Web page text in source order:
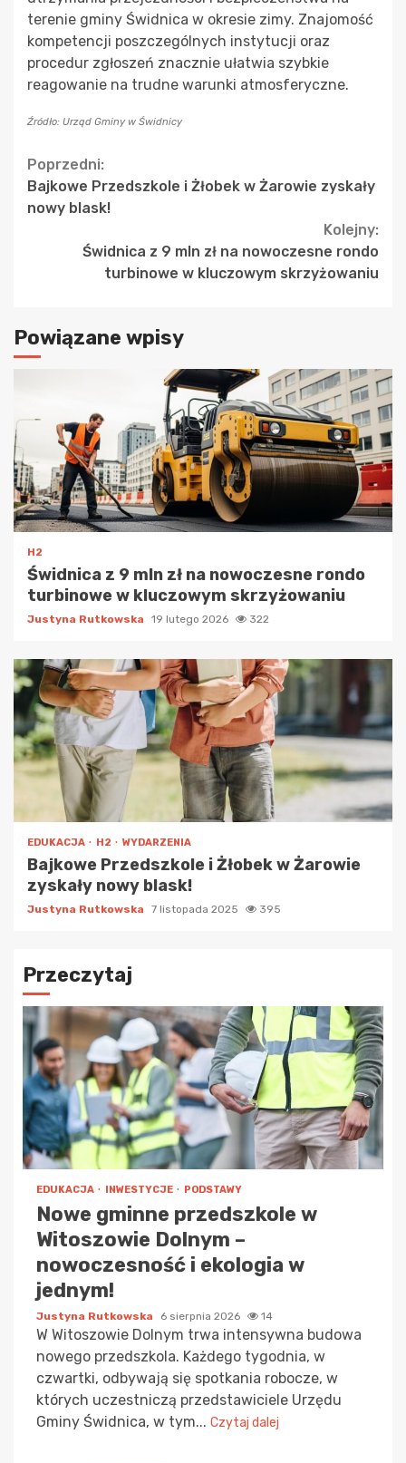
terenie gminy Świdnica w okresie zimy. Znajomość
kompetencji poszczególnych instytucji oraz
procedur zgłoszeń znacznie ułatwia szybkie
reagowanie na trudne warunki atmosferyczne.
Źródło: Urząd Gminy w Świdnicy
Continue
Reading
Poprzedni:
Bajkowe Przedszkole i Żłobek w Żarowie zyskały
nowy blask!
Kolejny:
Świdnica z 9 mln zł na nowoczesne rondo
turbinowe w kluczowym skrzyżowaniu
Powiązane wpisy
H2
Świdnica z 9 mln zł na nowoczesne rondo
turbinowe w kluczowym skrzyżowaniu
Justyna Rutkowska 19 lutego 2026 322
EDUKACJA H2 WYDARZENIA
Bajkowe Przedszkole i Żłobek w Żarowie
zyskały nowy blask!
Justyna Rutkowska 7 listopada 2025 395
Przeczytaj
EDUKACJA INWESTYCJE PODSTAWY
Nowe gminne przedszkole w
Witoszowie Dolnym –
nowoczesność i ekologia w
jednym!
Justyna Rutkowska 6 sierpnia 2026 14
W Witoszowie Dolnym trwa intensywna budowa
nowego przedszkola. Każdego tygodnia, w
czwartki, odbywają się spotkania robocze, w
których uczestniczą przedstawiciele Urzędu
Gminy Świdnica, w tym... Czytaj dalej